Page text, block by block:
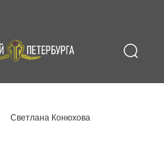
Светлана Конюхова